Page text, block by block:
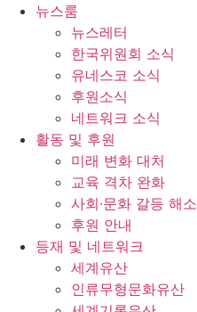
뉴스룸
뉴스레터
한국위원회 소식
유네스코 소식
후원소식
네트워크 소식
활동 및 후원
미래 변화 대처
교육 격차 완화
사회∙문화 갈등 해소
후원 안내
등재 및 네트워크
세계유산
인류무형문화유산